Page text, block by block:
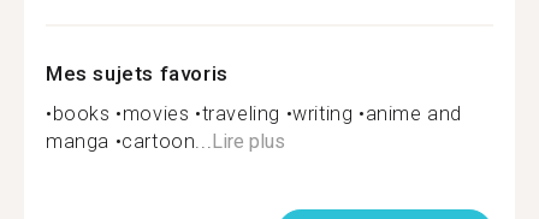
Mes sujets favoris
•books •movies •traveling •writing •anime and
manga •cartoon...Lire plus